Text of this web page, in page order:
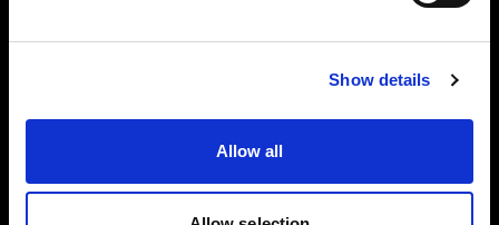
Show details
Allow all
Die volle Kontrolle über die einzelnen Blitze
Sie können Ihre AirX Profoto Blitze auch
Blitzeinstellungen verwalten. Tippen, wischen